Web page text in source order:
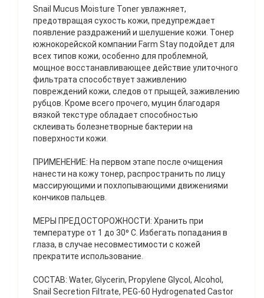
Snail Mucus Moisture Toner увлажняет,
предотвращая сухость кожи, предупреждает
появление раздражений и шелушение кожи. Тонер
южнокорейской компании Farm Stay подойдет для
всех типов кожи, особенно для проблемной,
мощное восстанавливающее действие улиточного
фильтрата способствует заживлению
повреждений кожи, следов от прыщей, заживлению
рубцов. Кроме всего прочего, муцин благодаря
вязкой текстуре обладает способностью
склеивать болезнетворные бактерии на
поверхности кожи.
ПРИМЕНЕНИЕ: На первом этапе после очищения
нанести на кожу тонер, распространить по лицу
массирующими и похлопывающими движениями
кончиков пальцев.
МЕРЫ ПРЕДОСТОРОЖНОСТИ: Хранить при
температуре от 1 до 30⁰ С. Избегать попадания в
глаза, в случае несовместимости с кожей
прекратите использование.
СОСТАВ: Water, Glycerin, Propylene Glycol, Alcohol,
Snail Secretion Filtrate, PEG-60 Hydrogenated Castor